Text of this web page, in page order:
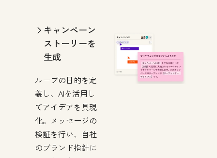
キャンペーン
ストーリーを
生成
ループの目的を定
義し、AIを活用し
てアイデアを具現
化。メッセージの
検証を行い、自社
のブランド指針に